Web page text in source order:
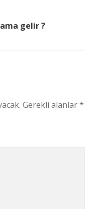
gelir ?
Gerekli alanlar*